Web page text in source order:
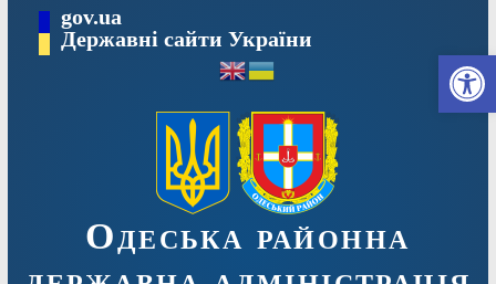
Перейтиgov.ua
Державні сайти України
Одеська районна